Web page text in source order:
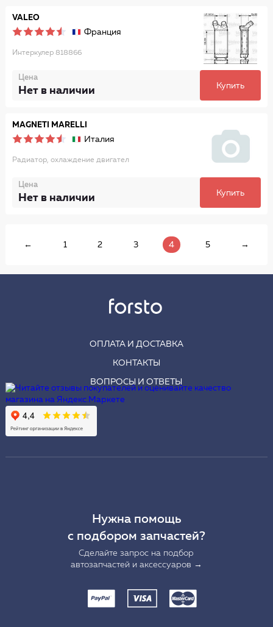
VALEO
Франция
Интеркулер 818866
Цена
Нет в наличии Купить
MAGNETI MARELLI
Италия
Радиатор, охлаждение двигател
Цена
Нет в наличии Купить
← 1 2 3 4 5 →
ОПЛАТА И ДОСТАВКА
КОНТАКТЫ
ВОПРОСЫ И ОТВЕТЫ
Нужна помощь
с подбором запчастей?
Сделайте запрос на подбор
автозапчастей и аксессуаров →